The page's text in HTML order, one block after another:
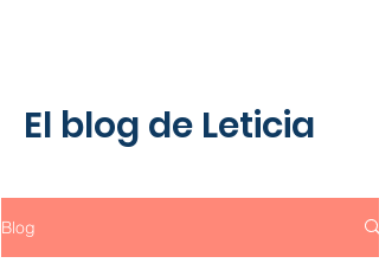
El blog de Leticia
Blog